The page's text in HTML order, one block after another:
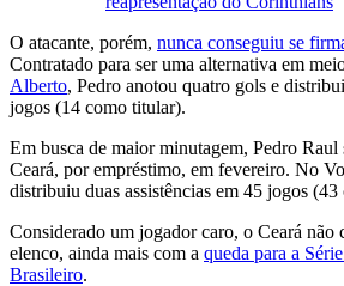
O atacante, porém, nunca conseguiu se
Contratado para ser uma alternativa em
Alberto, Pedro anotou quatro gols e
jogos (14 como titular).
Em busca de maior minutagem, Pedro Raul
Ceará, por empréstimo, em fevereiro. No
distribuiu duas assistências em 45 jogos
Considerado um jogador caro, o Ceará não
elenco, ainda mais com a queda para a
Brasileiro.